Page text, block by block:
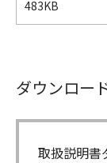
483KB
ダウンロー
取扱説明書